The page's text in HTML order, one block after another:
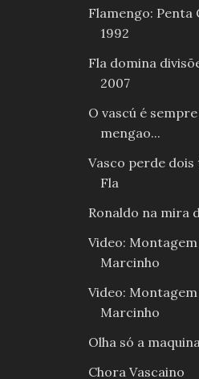
Flamengo: Penta
1992
Fla domina
2007
O vascú é
mengao...
Vasco perde
Fla
Ronaldo na mira
Video:
Marcinho
Video:
Marcinho
Olha só a
Chora Vascaino